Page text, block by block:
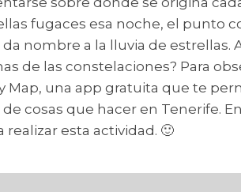
fugaces esa noche, el punto
nombre a la lluvia de estrellas.
de las constelaciones? Para
Map, una app gratuita que te
cosas que hacer en Tenerife.
esta actividad. 🙂